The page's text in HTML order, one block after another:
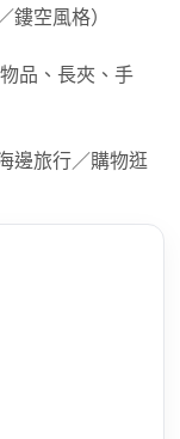
鏤空風格）
品、長夾、手
邊旅行／購物逛